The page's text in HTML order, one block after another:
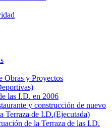
Obras y Proyectos
las I.D. en 2006
y construcción de nuevo
Terraza de I.D.(Ejecutada)
de la Terraza de las I.D.